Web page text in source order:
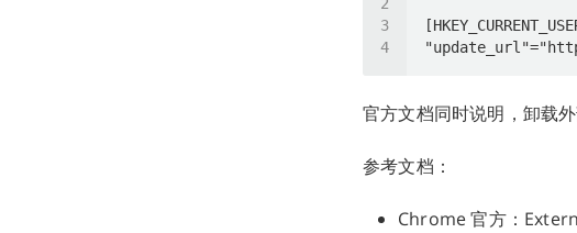
官方文档同时说明，卸载
参考文档：
Chrome 官方：